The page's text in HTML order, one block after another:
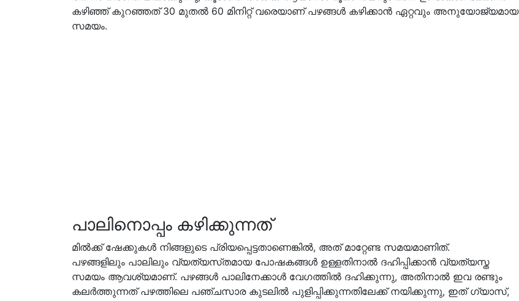
കഴിഞ്ഞ് കുറഞ്ഞത് 30 മുതൽ 60 മിനിറ്റ് വരെയാണ് പഴങ്ങൾ കഴിക്കാൻ ഏറ്റവും അനുയോജ്യമായ
സമയം.
പാലിനൊപ്പം കഴിക്കുന്നത്
മിൽക്ക് ഷേക്കുകൾ നിങ്ങളുടെ പ്രിയപ്പെട്ടതാണെങ്കിൽ, അത് മാറ്റേണ്ട സമയമാണിത്.
പഴങ്ങളിലും പാലിലും വ്യത്യസ്‌തമായ പോഷകങ്ങൾ ഉള്ളതിനാൽ ദഹിപ്പിക്കാൻ വ്യത്യസ്ത
സമയം ആവശ്യമാണ്. പഴങ്ങൾ പാലിനേക്കാൾ വേഗത്തിൽ ദഹിക്കുന്നു, അതിനാൽ ഇവ രണ്ടും
കലർത്തുന്നത് പഴത്തിലെ പഞ്ചസാര കുടലിൽ പുളിപ്പിക്കുന്നതിലേക്ക് നയിക്കുന്നു, ഇത് ഗ്യാസ്,